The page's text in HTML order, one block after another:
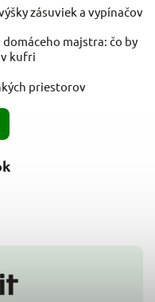
zásuviek a vypínačov
majstra: čo by
kufri
priestorov